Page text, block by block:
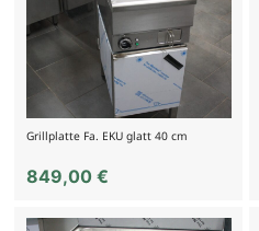
Grillplatte Fa. EKU glatt 40 cm
849,00 €